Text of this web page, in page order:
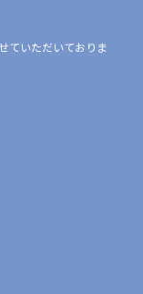
ていただいておりま